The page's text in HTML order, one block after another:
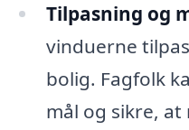
Tilpasning og
vinduerne
bolig. Fagfolk
mål og sikre,